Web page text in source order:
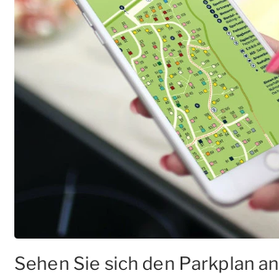
Sehen Sie sich den Parkplan an